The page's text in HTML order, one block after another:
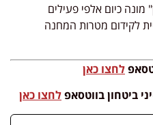
כיום אלפי פעילים
לקידום מטרות המחנה
לחצו כאן
ביטחון בווטסאפלחצו כאן